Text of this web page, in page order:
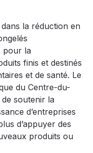
dans la réduction en
pour la
finis et destinés
et de santé. Le
du Centre-du-
soutenir la
d’entreprises
d’appuyer des
produits ou